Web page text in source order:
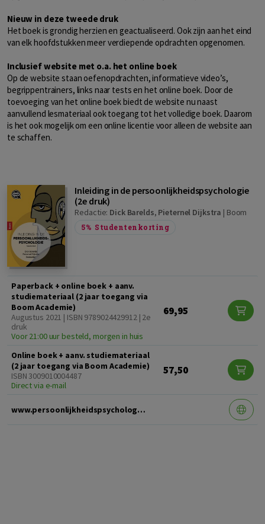
Nieuw in deze tweede druk
Het boek is grondig herzien en geactualiseerd. Ook zijn aan het eind
van elk hoofdstukken meer verdiepende opdrachten opgenomen.
Inclusief website met o.a. het online boek
Op de website staan oefenopdrachten, informatieve video’s,
begrippentrainers, links naar tests en het online boek. Door de
toevoeging van het online boek biedt de website nu naast
aanvullend lesmateriaal ook toegang tot het volledige boek. Daarom
is het ook mogelijk om een online licentie voor alleen de website aan
te schaffen.
Inleiding in de persoonlijkheidspsychologie
(2e druk)
Redactie: Dick Barelds, Pieternel Dijkstra | Boom
5% Studentenkorting
Paperback + online boek + aanv.
studiemateriaal (2 jaar toegang via
Boom Academie)
Augustus 2021 | ISBN 9789024429912 | 2e
druk
Voor 21:00 uur besteld, morgen in huis
69,95
Online boek + aanv. studiemateriaal
(2 jaar toegang via Boom Academie)
ISBN 3009010004487
Direct via e-mail
57,50
www.persoonlijkheidspsychologie.nl